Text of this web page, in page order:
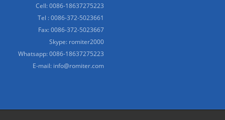
Cell: 0086-18637275223
Tel : 0086-372-5023661
Fax: 0086-372-5023667
Skype: romiter2000
Whatsapp:0086-18637275223
E-mail: info@romiter.com